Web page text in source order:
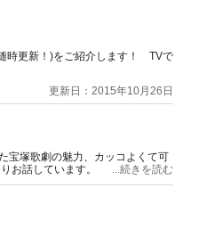
時更新！)をご紹介します！ TVで
更新日：2015年10月26日
宝塚歌劇の魅力、カッコよくて可
お話しています。
...続きを読む